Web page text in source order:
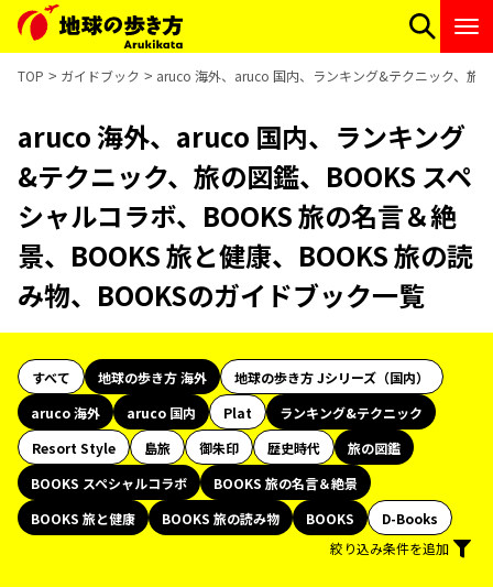
TOP ガイドブック aruco 海外、aruco 国内、ランキング&テクニック、旅
aruco 海外、aruco 国内、ランキング
&テクニック、旅の図鑑、BOOKS スペ
シャルコラボ、BOOKS 旅の名言＆絶
景、BOOKS 旅と健康、BOOKS 旅の読
み物、BOOKSのガイドブック一覧
すべて 地球の歩き方 海外
地球の歩き方 Jシリーズ（国内）
aruco 海外
aruco 国内 Plat
ランキング&テクニック
Resort Style
島旅 御朱印 歴史時代
旅の図鑑
BOOKS スペシャルコラボ
BOOKS 旅の名言＆絶景
BOOKS 旅と健康
BOOKS 旅の読み物 BOOKS
D-Books
絞り込み条件を追加